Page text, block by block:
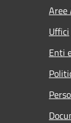
Uffici
Enti